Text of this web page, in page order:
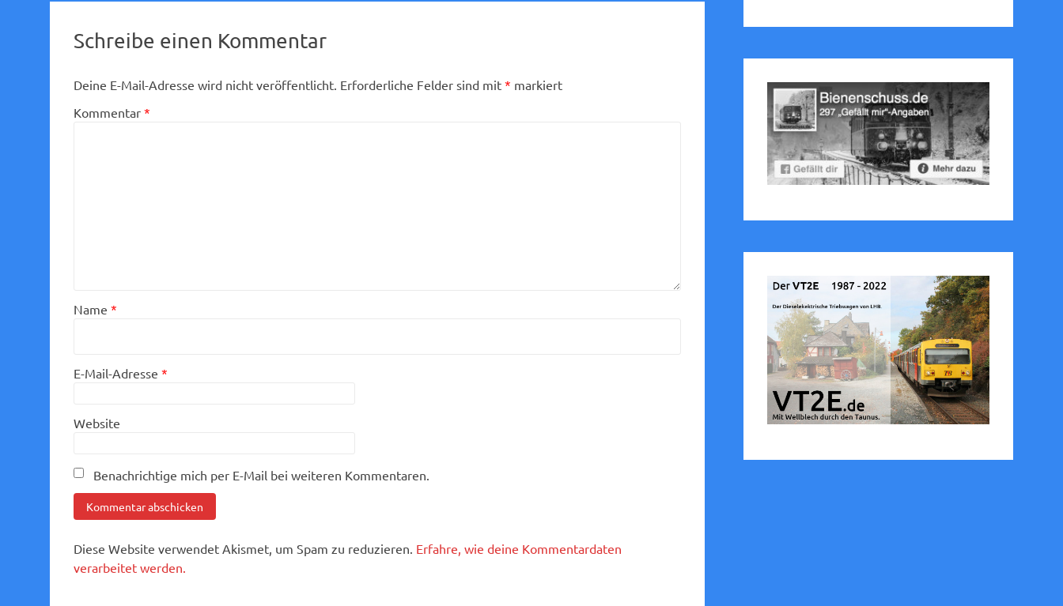
Schreibe einen Kommentar
Deine E-Mail-Adresse wird nicht veröffentlicht. Erforderliche Felder sind mit * markiert
Kommentar *
Name *
E-Mail-Adresse *
Website
Benachrichtige mich per E-Mail bei weiteren Kommentaren.
Diese Website verwendet Akismet, um Spam zu reduzieren. Erfahre, wie deine Kommentardaten
verarbeitet werden.